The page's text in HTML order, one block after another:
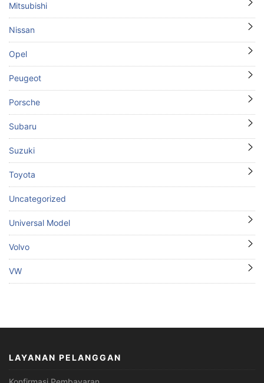
Mitsubishi
Nissan
Opel
Peugeot
Porsche
Subaru
Suzuki
Toyota
Uncategorized
Universal Model
Volvo
VW
LAYANAN PELANGGAN